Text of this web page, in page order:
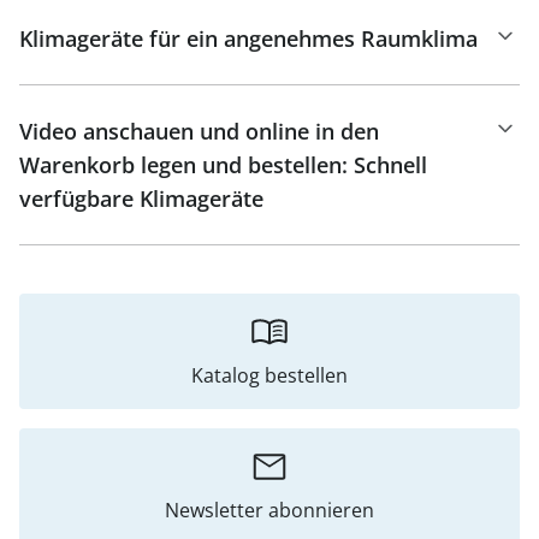
Klimageräte für ein angenehmes Raumklima
Video anschauen und online in den
Warenkorb legen und bestellen: Schnell
verfügbare Klimageräte
Katalog bestellen
Newsletter abonnieren